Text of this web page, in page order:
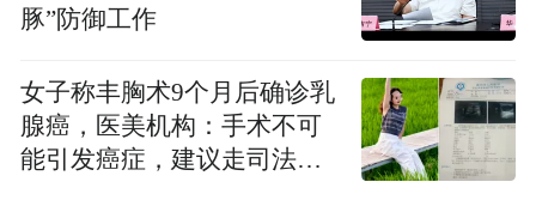
豚”防御工作
女子称丰胸术9个月后确诊乳
腺癌，医美机构：手术不可
能引发癌症，建议走司法途